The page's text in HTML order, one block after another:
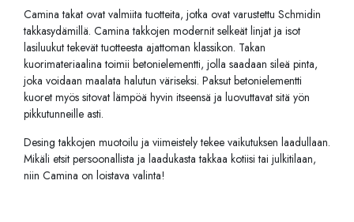
Camina takat ovat valmiita tuotteita, jotka ovat varustettu Schmidin
takkasydämillä. Camina takkojen modernit selkeät linjat ja isot
lasiluukut tekevät tuotteesta ajattoman klassikon. Takan
kuorimateriaalina toimii betonielementti, jolla saadaan sileä pinta,
joka voidaan maalata halutun väriseksi. Paksut betonielementti
kuoret myös sitovat lämpöä hyvin itseensä ja luovuttavat sitä yön
pikkutunneille asti.
Desing takkojen muotoilu ja viimeistely tekee vaikutuksen laadullaan.
Mikäli etsit persoonallista ja laadukasta takkaa kotiisi tai julkitilaan,
niin Camina on loistava valinta!